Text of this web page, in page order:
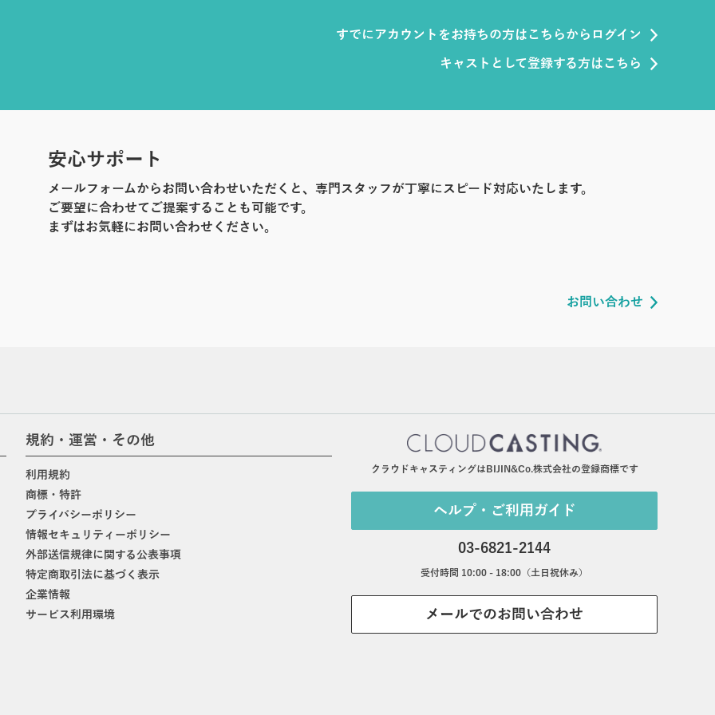
すでにアカウントをお持ちの方はこちらからログイン
キャストとして登録する方はこちら
安心サポート
メールフォームからお問い合わせいただくと、専門スタッフが丁寧にスピード対応いたします。
ご要望に合わせてご提案することも可能です。
まずはお気軽にお問い合わせください。
お問い合わせ
規約・運営・その他
利用規約
商標・特許
プライバシーポリシー
情報セキュリティーポリシー
外部送信規律に関する公表事項
特定商取引法に基づく表示
企業情報
サービス利用環境
クラウドキャスティングはBIJIN&Co.株式会社の登録商標です
ヘルプ・ご利用ガイド
03-6821-2144
受付時間 10:00 - 18:00（土日祝休み）
メールでのお問い合わせ